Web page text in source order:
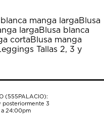
manga largaBlusa
largaBlusa blanca
cortaBlusa manga
Tallas 2, 3 y
(555PALACIO):
posteriormente 3
a 24:00pm